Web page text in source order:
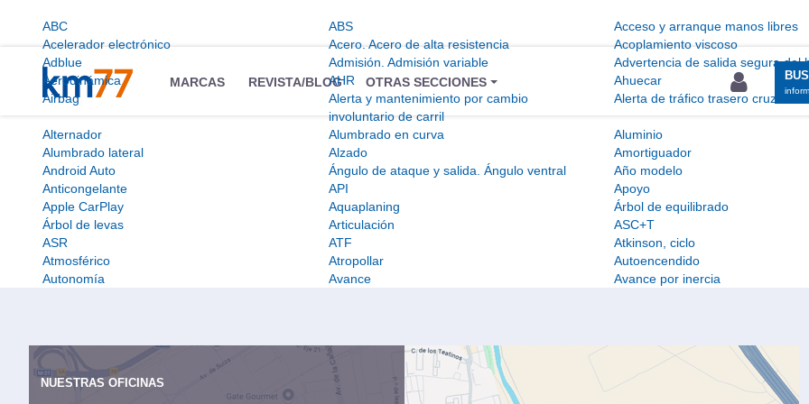
MARCAS REVISTA/BLOG OTRAS SECCIONES
ABC ABS
Acceso y arranque manos libres
Acelerador electrónico
Acero. Acero de alta resistencia
Acoplamiento viscoso
Adblue
Admisión. Admisión variable
Advertencia de salida segura del
Aerodinámica
AHR
Ahuecar
Airbag
Alerta y mantenimiento por cambio
involuntario de carril
Alerta de tráfico trasero cruzado
Alternador Alumbrado en curva
Aluminio
Alumbrado lateral
Alzado
Amortiguador
Android Auto
Ángulo de ataque y salida. Ángulo ventral
Año modelo
Anticongelante
API
Apoyo
Apple CarPlay
Aquaplaning
Árbol de equilibrado
Árbol de levas
Articulación
ASC+T
ASR
ATF
Atkinson, ciclo
Atmosférico
Atropollar
Autoencendido
Autonomía
Avance Avance por inercia
NUESTRAS OFICINAS